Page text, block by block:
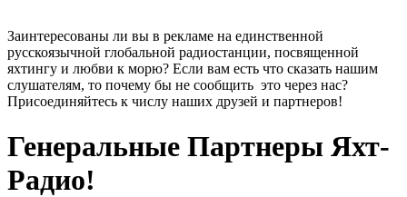
Заинтересованы ли вы в рекламе на единственной
русскоязычной глобальной радиостанции, посвященной
яхтингу и любви к морю? Если вам есть что сказать нашим
слушателям, то почему бы не сообщить это через нас?
Присоединяйтесь к числу наших друзей и партнеров!
Генеральные Партнеры Яхт-
Радио!